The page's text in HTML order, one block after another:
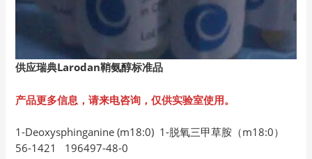
供应瑞典Larodan鞘氨醇标准品
产品更多信息，请来电咨询，仅供实验室使用。
1-Deoxysphinganine (m18:0) 1-脱氧三甲草胺（m18:0）
56-1421 196497-48-0